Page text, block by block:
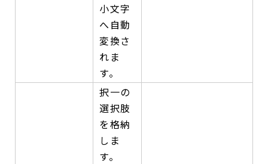
小文字
へ自動
変換さ
れま
す。
択一の
選択肢
を格納
しま
す。